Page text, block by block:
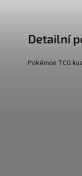
Detailní
Pokémon TCG